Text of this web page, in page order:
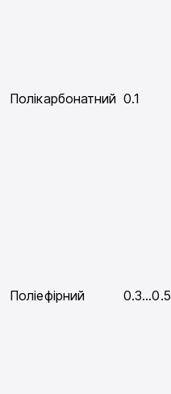
Полікарбонатний 0.1
Поліефірний 0.3…0.5